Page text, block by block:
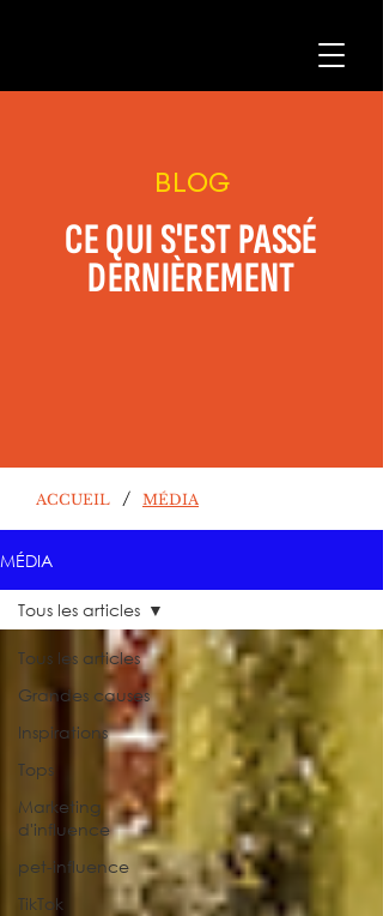
BLOG
CE QUI S'EST PASSÉ
DERNIÈREMENT
ACCUEIL / MÉDIA
MÉDIA
Tous les articles
Grandes causes
Inspirations
Tops
Marketing
d'influence
pet-influence
TikTok
Tous les articles